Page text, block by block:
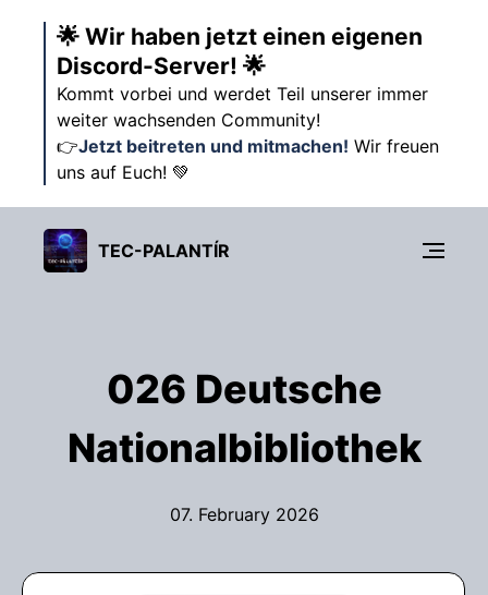
🌟 Wir haben jetzt einen eigenen
Discord-Server! 🌟
Kommt vorbei und werdet Teil unserer immer
weiter wachsenden Community!
👉Jetzt beitreten und mitmachen! Wir freuen
uns auf Euch! 💚
TEC-PALANTÍR
026 Deutsche
Nationalbibliothek
07. February 2026